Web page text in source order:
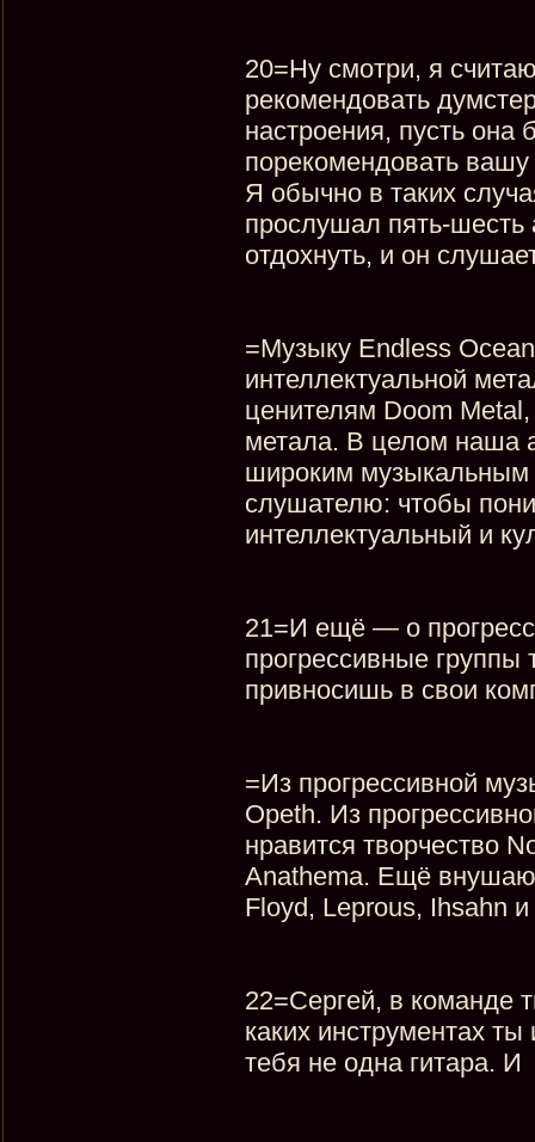
20=Ну смотри, я
рекомендовать
настроения, пусть
порекомендовать
Я обычно в таких
прослушал пять-
отдохнуть, и он
=Музыку Endless
интеллектуальной
ценителям Doom Metal,
метала. В целом наша
широким музыкальным
слушателю: чтобы
интеллектуальный и
21=И ещё — о
прогрессивные
привносишь в свои
=Из прогрессивной
Opeth. Из
нравится творчество
Anathema. Ещё
Floyd, Leprous, Ihsahn
22=Сергей, в команде
каких инструментах
тебя не одна гитара.